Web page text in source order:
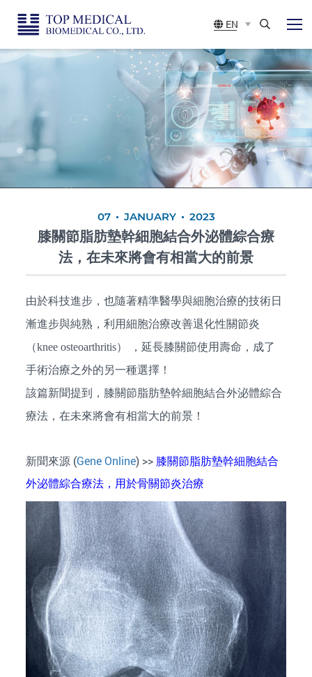
Top
Medical
Biomedical
CO.,
LTD
EN
Search
展
選
單
07 JANUARY 2023
膝關節脂肪墊幹細胞結合外泌體綜合療
法，在未來將會有相當大的前景
由於科技進步，也隨著精準醫學與細胞治療的技術日
漸進步與純熟，利用細胞治療改善退化性關節炎
（knee osteoarthritis） ，延長膝關節使用壽命，成了
手術治療之外的另一種選擇！
該篇新聞提到，膝關節脂肪墊幹細胞結合外泌體綜合
療法，在未來將會有相當大的前景！
新聞來源 (Gene Online) >> 膝關節脂肪墊幹細胞結合
外泌體綜合療法，用於骨關節炎治療